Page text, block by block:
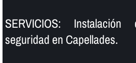
SERVICIOS:
seguridad en Capellades.